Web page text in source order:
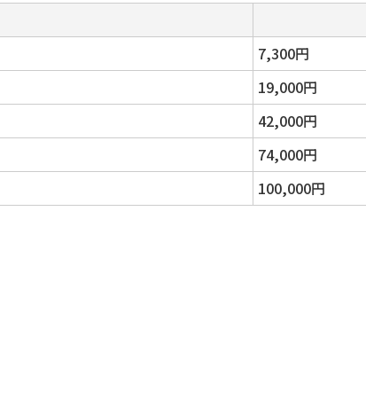
7,300円
19,000円
42,000円
74,000円
100,000円